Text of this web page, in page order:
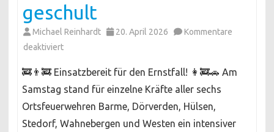
geschult
Michael Reinhardt 20. April 2026
Kommentare
deaktiviertfür
Kräfte
aus
allen
Ortswehren
🚒👨‍🚒 Einsatzbereit für den Ernstfall! 👩‍🚒🚗 Am
Samstag stand für einzelne Kräfte aller sechs
Ortsfeuerwehren Barme, Dörverden, Hülsen,
Stedorf, Wahnebergen und Westen ein intensiver